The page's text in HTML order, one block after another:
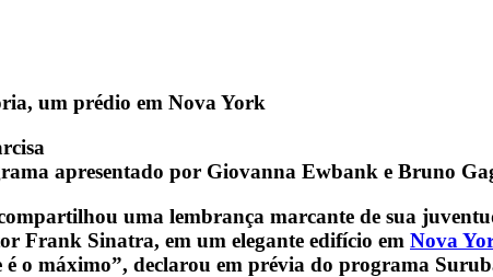
um prédio em Nova York
apresentado por Giovanna Ewbank e Bruno
uma lembrança marcante de sua
Frank Sinatra, em um elegante edifício em Nova
o máximo”, declarou em prévia do programa